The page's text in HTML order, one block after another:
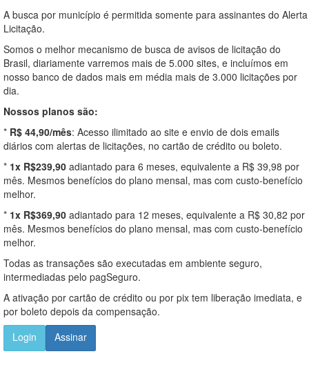
A busca por município é permitida somente para assinantes do Alerta
Licitação.
Somos o melhor mecanismo de busca de avisos de licitação do
Brasil, diariamente varremos mais de 5.000 sites, e incluímos em
nosso banco de dados mais em média mais de 3.000 licitações por
dia.
Nossos planos são:
* R$ 44,90/mês: Acesso ilimitado ao site e envio de dois emails
diários com alertas de licitações, no cartão de crédito ou boleto.
* 1x R$239,90 adiantado para 6 meses, equivalente a R$ 39,98 por
mês. Mesmos benefícios do plano mensal, mas com custo-benefício
melhor.
* 1x R$369,90 adiantado para 12 meses, equivalente a R$ 30,82 por
mês. Mesmos benefícios do plano mensal, mas com custo-benefício
melhor.
Todas as transações são executadas em ambiente seguro,
intermediadas pelo pagSeguro.
A ativação por cartão de crédito ou por pix tem liberação imediata, e
por boleto depois da compensação.
Login
Assinar